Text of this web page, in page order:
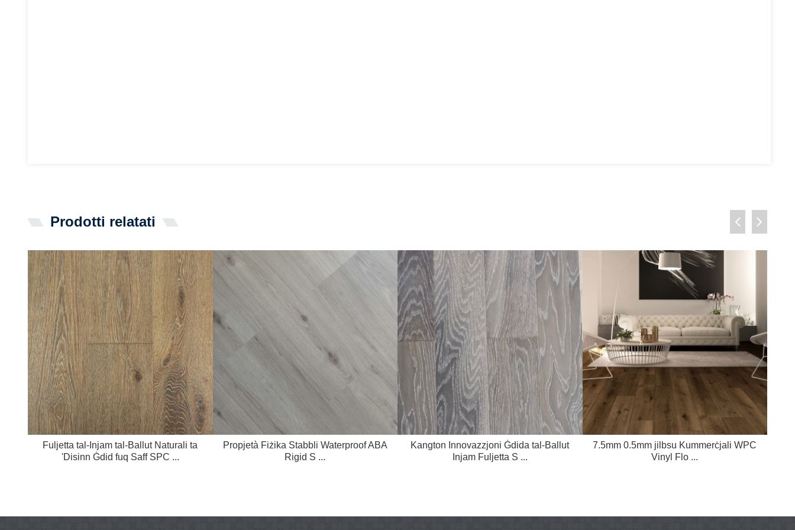
Prodotti relatati
Fuljetta tal-Injam tal-Ballut Naturali ta
'Disinn Ġdid fuq Saff SPC ...
Propjetà Fiżika Stabbli Waterproof ABA
Rigid S ...
Kangton Innovazzjoni Ġdida tal-Ballut
Injam Fuljetta S ...
7.5mm 0.5mm jilbsu Kummerċjali WPC
Vinyl Flo ...